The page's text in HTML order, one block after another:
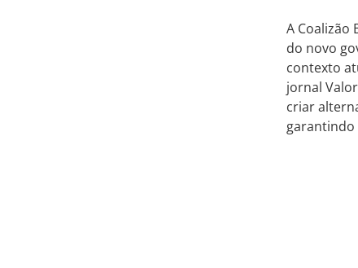
A Coalizão
do novo
contexto
jornal
criar
garantindo